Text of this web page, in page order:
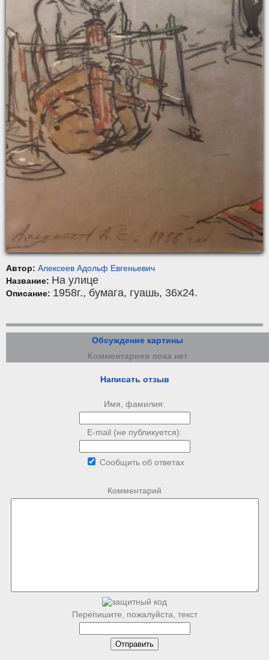
Автор: Алексеев Адольф Евгеньевич
Название: На улице
Описание: 1958г., бумага, гуашь, 36x24.
Обсуждение картины
Комментариев пока нет
Написать отзыв
Имя, фамилия:
E-mail (не публикуется):
Сообщить об ответах
Комментарий
Перепишите, пожалуйста, текст